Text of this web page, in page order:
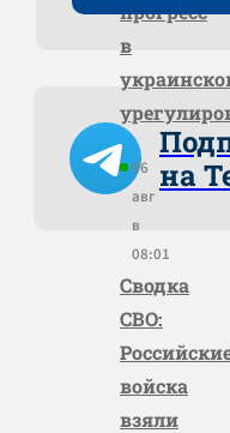
прогресс
в
06
авг
в
08:01
Сводка
СВО:
войска
взяли
на